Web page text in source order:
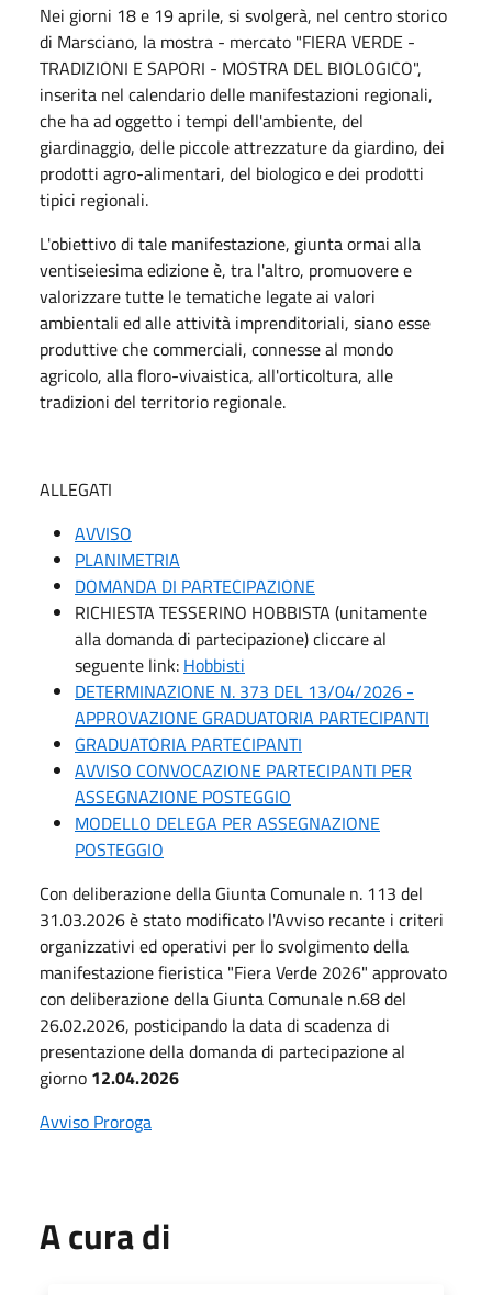
Nei giorni 18 e 19 aprile, si svolgerà, nel centro storico
di Marsciano, la mostra - mercato "FIERA VERDE -
TRADIZIONI E SAPORI - MOSTRA DEL BIOLOGICO",
inserita nel calendario delle manifestazioni regionali,
che ha ad oggetto i tempi dell'ambiente, del
giardinaggio, delle piccole attrezzature da giardino, dei
prodotti agro-alimentari, del biologico e dei prodotti
tipici regionali.
L'obiettivo di tale manifestazione, giunta ormai alla
ventiseiesima edizione è, tra l'altro, promuovere e
valorizzare tutte le tematiche legate ai valori
ambientali ed alle attività imprenditoriali, siano esse
produttive che commerciali, connesse al mondo
agricolo, alla floro-vivaistica, all'orticoltura, alle
tradizioni del territorio regionale.
ALLEGATI
AVVISO
PLANIMETRIA
DOMANDA DI PARTECIPAZIONE
RICHIESTA TESSERINO HOBBISTA (unitamente
alla domanda di partecipazione) cliccare al
seguente link: Hobbisti
DETERMINAZIONE N. 373 DEL 13/04/2026 -
APPROVAZIONE GRADUATORIA PARTECIPANTI
GRADUATORIA PARTECIPANTI
AVVISO CONVOCAZIONE PARTECIPANTI PER
ASSEGNAZIONE POSTEGGIO
MODELLO DELEGA PER ASSEGNAZIONE
POSTEGGIO
Con deliberazione della Giunta Comunale n. 113 del
31.03.2026 è stato modificato l'Avviso recante i criteri
organizzativi ed operativi per lo svolgimento della
manifestazione fieristica "Fiera Verde 2026" approvato
con deliberazione della Giunta Comunale n.68 del
26.02.2026, posticipando la data di scadenza di
presentazione della domanda di partecipazione al
giorno 12.04.2026
Avviso Proroga
A cura di